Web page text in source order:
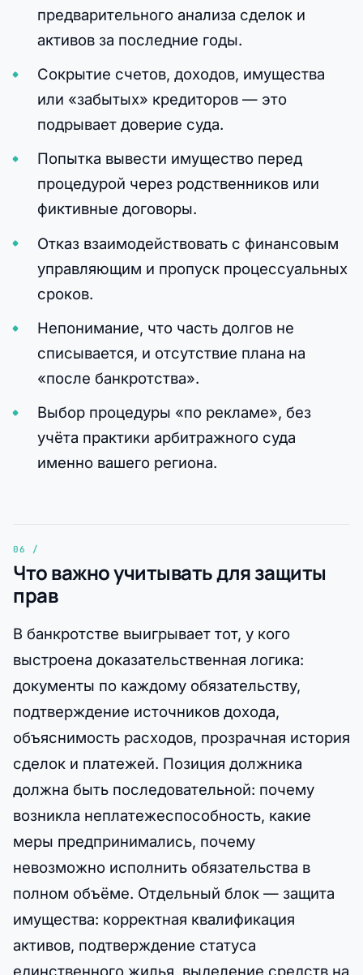
предварительного анализа сделок и
активов за последние годы.
Сокрытие счетов, доходов, имущества
или «забытых» кредиторов — это
подрывает доверие суда.
Попытка вывести имущество перед
процедурой через родственников или
фиктивные договоры.
Отказ взаимодействовать с финансовым
управляющим и пропуск процессуальных
сроков.
Непонимание, что часть долгов не
списывается, и отсутствие плана на
«после банкротства».
Выбор процедуры «по рекламе», без
учёта практики арбитражного суда
именно вашего региона.
Что важно учитывать для защиты
прав
В банкротстве выигрывает тот, у кого
выстроена доказательственная логика:
документы по каждому обязательству,
подтверждение источников дохода,
объяснимость расходов, прозрачная история
сделок и платежей. Позиция должника
должна быть последовательной: почему
возникла неплатежеспособность, какие
меры предпринимались, почему
невозможно исполнить обязательства в
полном объёме. Отдельный блок — защита
имущества: корректная квалификация
активов, подтверждение статуса
единственного жилья, выделение средств на